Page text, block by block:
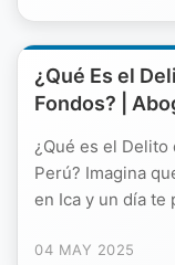
¿Qué Es el
Fondos? |
¿Qué es el
Perú? Imagina
en Ica y un día te
04 MAY 2025